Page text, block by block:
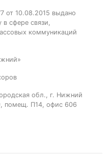
от 10.08.2015 выдано
сфере связи,
коммуникаций
обл., г. Нижний
помещ. П14, офис 606